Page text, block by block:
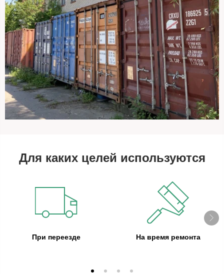
Для каких целей используются
При переезде На время ремонта